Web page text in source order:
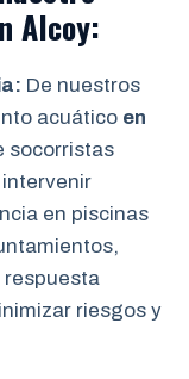
Alcoy:
De nuestros
acuático en
socorristas
en piscinas
respuesta
riesgos y